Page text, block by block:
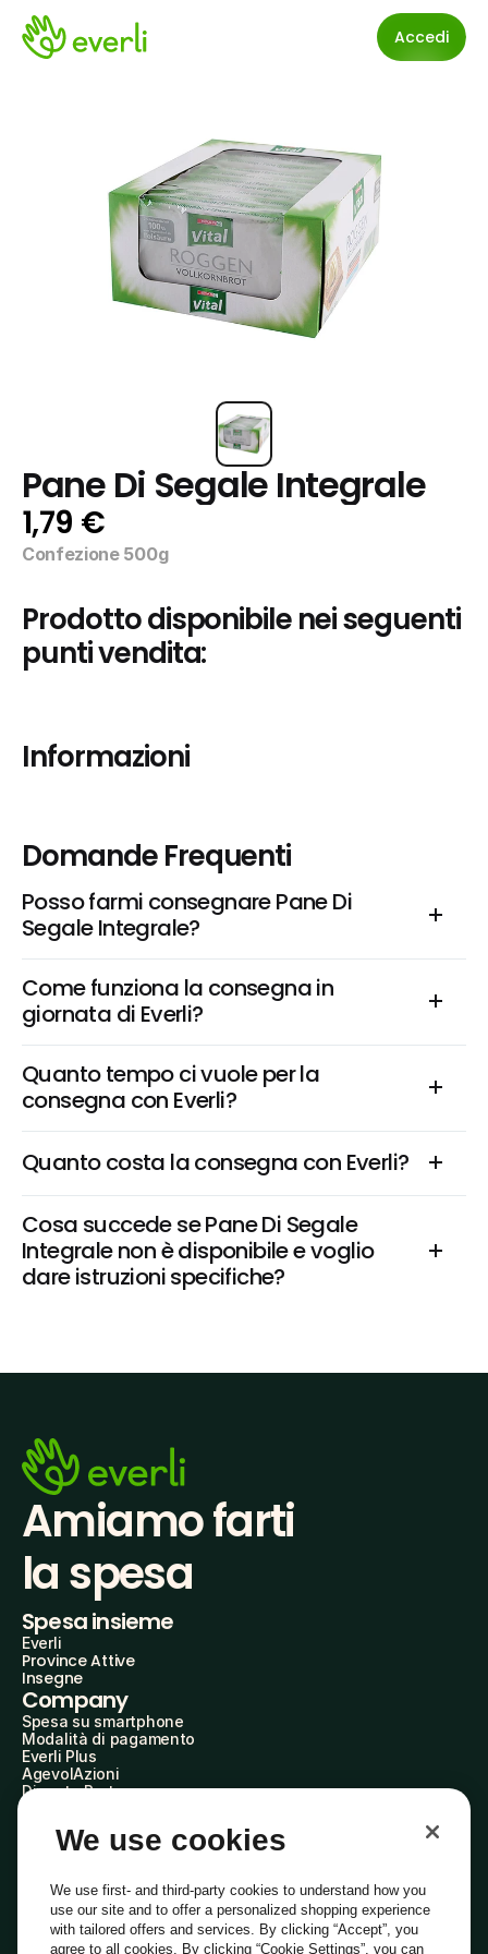
Accedi
Pane Di Segale Integrale
1,79 €
Confezione 500g
Prodotto disponibile nei seguenti
punti vendita:
Informazioni
Domande Frequenti
Posso farmi consegnare Pane Di
Segale Integrale?
Come funziona la consegna in
giornata di Everli?
Quanto tempo ci vuole per la
consegna con Everli?
Quanto costa la consegna con Everli?
Cosa succede se Pane Di Segale
Integrale non è disponibile e voglio
dare istruzioni specifiche?
Amiamo farti
la spesa
Spesa insieme
Everli
Province Attive
Insegne
Company
Spesa su smartphone
Modalità di pagamento
Everli Plus
AgevolAzioni
Diventa Partner
Everli Shoppers
About Us
Everli News
Domande frequenti
Lavora con noi
Diventa Shopper
We use cookies
We use first- and third-party cookies to understand how you
use our site and to offer a personalized shopping experience
with tailored offers and services. By clicking “Accept”, you
agree to all cookies. By clicking “Cookie Settings”, you can